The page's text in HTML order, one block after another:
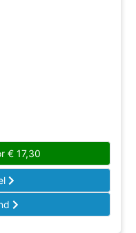
€17,30